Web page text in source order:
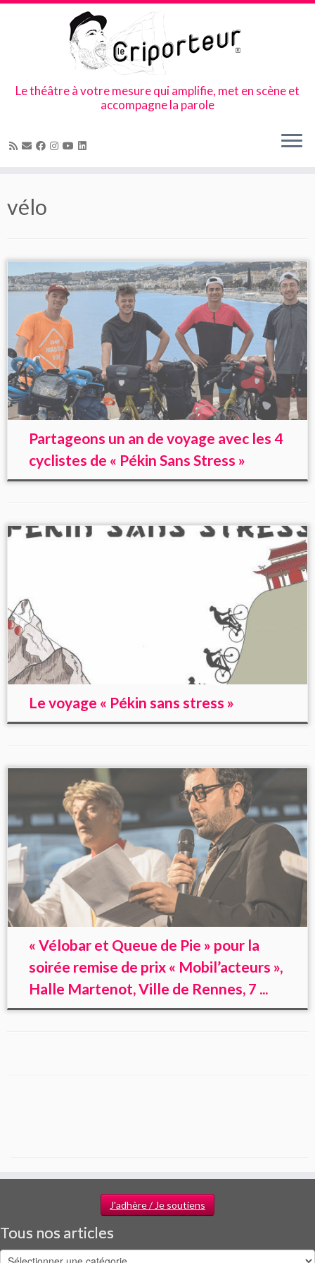
content
Le théâtre à votre mesure qui amplifie, met en scène et
accompagne la parole
vélo
Partageons un an de voyage avec les 4
cyclistes de « Pékin Sans Stress »
Le voyage « Pékin sans stress »
« Vélobar et Queue de Pie » pour la
soirée remise de prix « Mobil’acteurs »,
Halle Martenot, Ville de Rennes, 7 ...
J'adhère / Je soutiens
Tous nos articles
Tous